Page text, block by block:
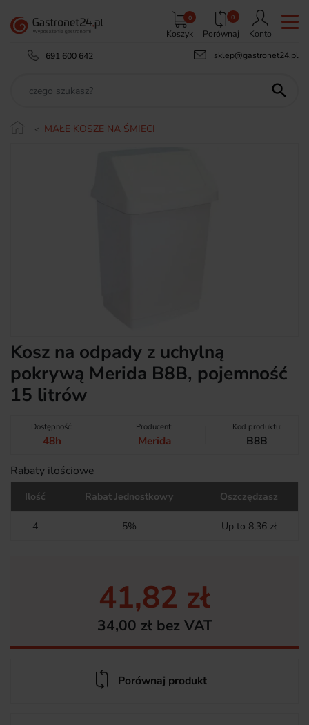
Koszyk
0 0
Porównaj
Konto
691 600 642
sklep@gastronet24.pl

MAŁE KOSZE NA ŚMIECI
Kosz na odpady z uchylną
pokrywą Merida B8B, pojemność
15 litrów
Dostępność:
48h
Producent:
Merida
Kod produktu:
B8B
Rabaty ilościowe
Ilość Rabat Jednostkowy Oszczędzasz
4 5% Up to 8,36 zł
41,82 zł
34,00 zł bez VAT
Porównaj produkt